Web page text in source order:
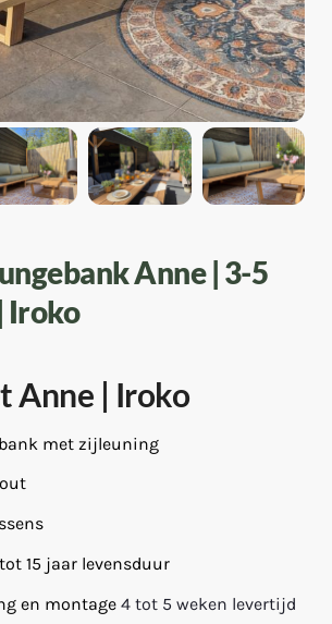
Anne | 3-5
Iroko
Anne | Iroko
met zijleuning
15 jaar levensduur
en montage 4 tot 5 weken levertijd